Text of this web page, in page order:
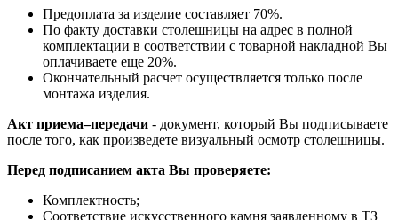
Предоплата за изделие составляет 70%.
По факту доставки столешницы на адрес в полной
комплектации в соответствии с товарной накладной Вы
оплачиваете еще 20%.
Окончательный расчет осуществляется только после
монтажа изделия.
Акт приема–передачи - документ, который Вы подписываете
после того, как произведете визуальный осмотр столешницы.
Перед подписанием акта Вы проверяете:
Комплектность;
Cоответствие искусственного камня заявленному в ТЗ